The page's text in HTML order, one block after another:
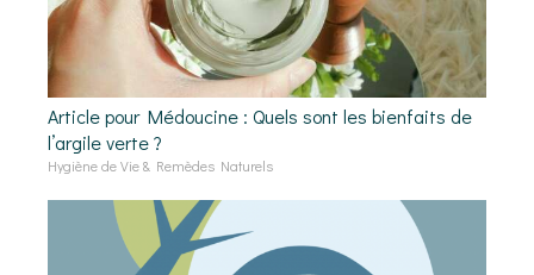
Article pour Médoucine : Quels sont les bienfaits de
l’argile verte ?
Hygiène de Vie & Remèdes Naturels